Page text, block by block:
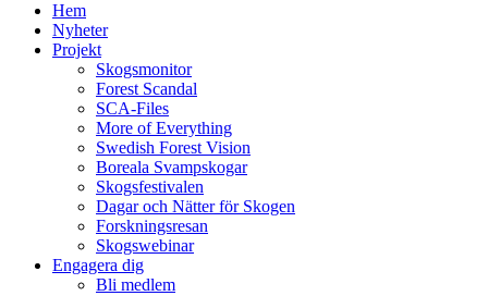
Hem
Nyheter
Projekt
Skogsmonitor
Forest Scandal
SCA-Files
More of Everything
Swedish Forest Vision
Boreala Svampskogar
Skogsfestivalen
Dagar och Nätter för Skogen
Forskningsresan
Skogswebinar
Engagera dig
Bli medlem